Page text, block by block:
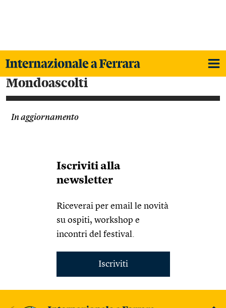
Mondoascolti
In aggiornamento
Iscriviti alla
newsletter
Riceverai per email le novità
su ospiti, workshop e
incontri del festival.
Iscriviti